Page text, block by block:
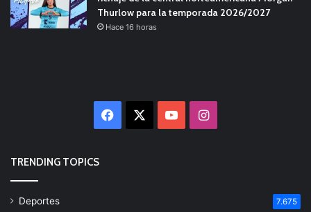
Thurlow para la temporada 2026/2027
Hace 16 horas
Facebook YouTubeInstagram
TRENDING TOPICS
Deportes 7.675